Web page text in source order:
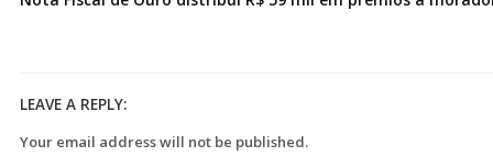
LEAVE A REPLY:
Your email address will not be published.